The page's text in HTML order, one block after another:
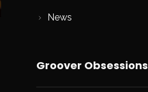
News
Groover Obsessions